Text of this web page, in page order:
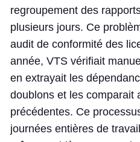
regroupement des
plusieurs jours. Ce
audit de conformité des
année, VTS vérifiait
en extrayait les
doublons et les comparait
précédentes. Ce
journées entières de